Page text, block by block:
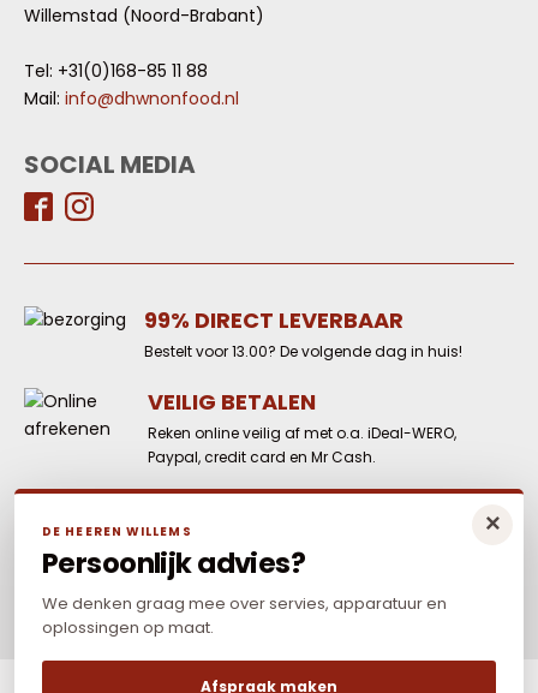
Willemstad (Noord-Brabant)
Tel: +31(0)168-85 11 88
Mail: info@dhwnonfood.nl
SOCIAL MEDIA
99% DIRECT LEVERBAAR
Bestelt voor 13.00? De volgende dag in huis!
VEILIG BETALEN
Reken online veilig af met o.a. iDeal-WERO,
Paypal, credit card en Mr Cash.
Elders goedkoper? Neem dan contact met
ons op.
×
DE HEEREN WILLEMS
Persoonlijk advies?
We denken graag mee over servies, apparatuur en
oplossingen op maat.
Afspraak maken